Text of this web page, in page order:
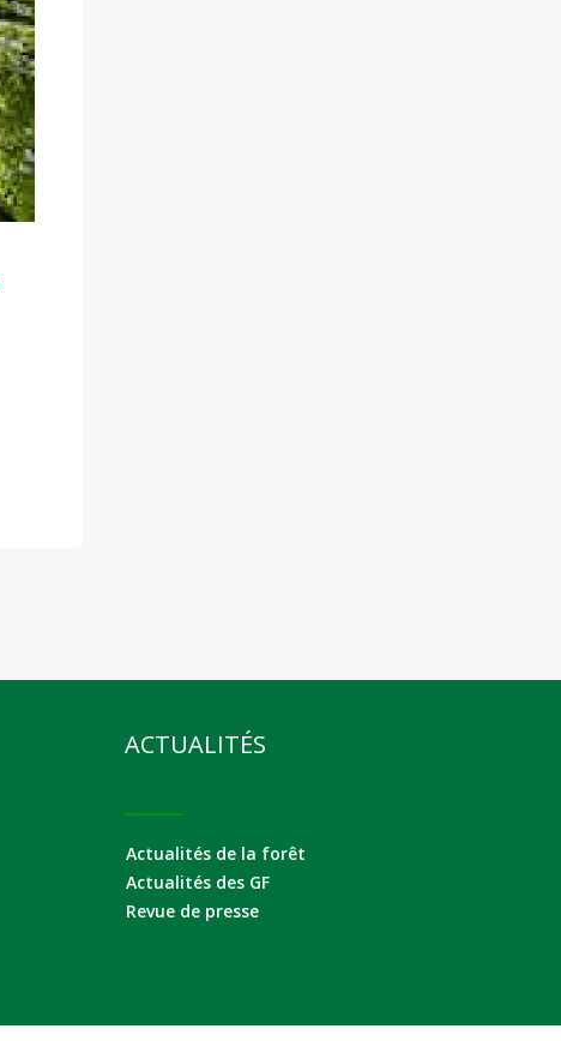
ACTUALITÉS
Actualités de la forêt
Actualités des GF
Revue de presse